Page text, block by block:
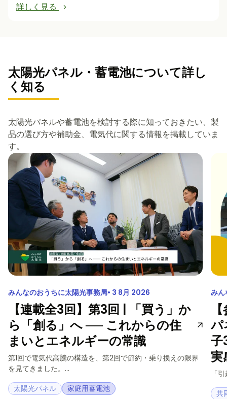
詳しく見る
太陽光パネル・蓄電池について詳し
く知る
太陽光パネルや蓄電池を検討する際に知っておきたい、製
品の選び方や補助金、電気代に関する情報を掲載していま
す。
みんなのおうちに太陽光事務局 3 8月 2026
【連載全3回】第3回 | 「買う」か
ら「創る」へ ── これからの住
まいとエネルギーの常識
第1回で電気代高騰の構造を、第2回で節約・乗り換えの限界
を見てきました。...
太陽光パネル
家庭用蓄電池
みん
パ
子
実
「
共